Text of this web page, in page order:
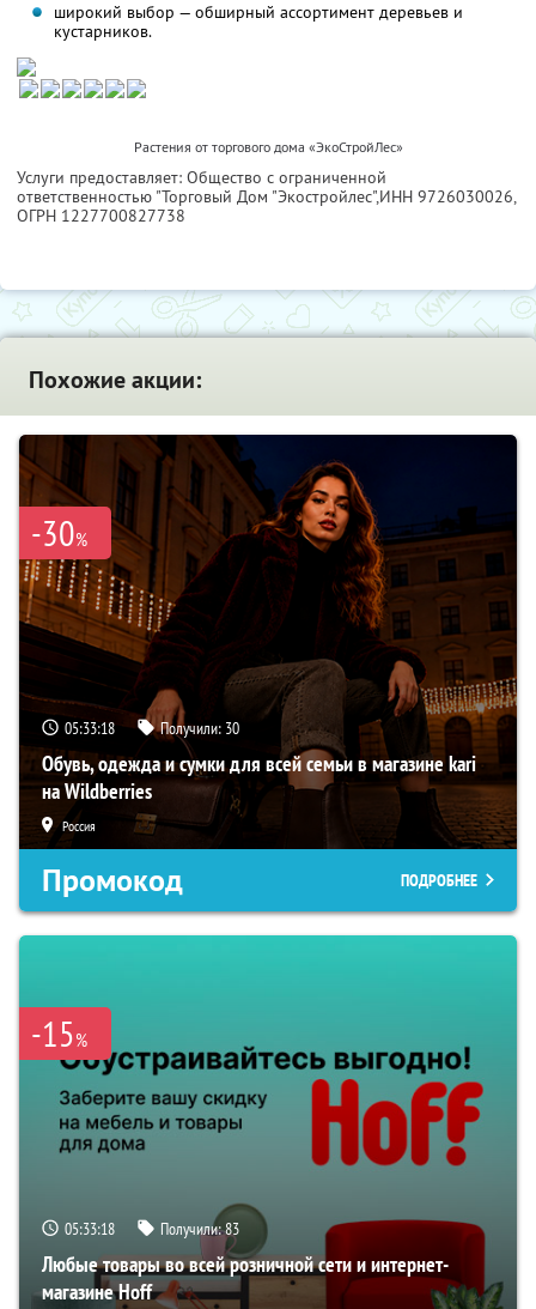
широкий выбор — обширный ассортимент деревьев и
кустарников.
Растения от торгового дома «ЭкоСтройЛес»
Услуги предоставляет: Общество с ограниченной
ответственностью "Торговый Дом "Экостройлес",ИНН 9726030026,
ОГРН 1227700827738
Похожие акции:
-30%
05:33:17 Получили: 30
Обувь, одежда и сумки для всей семьи в магазине kari
на Wildberries
Россия
Промокод ПОДРОБНЕЕ
-15%
05:33:17 Получили:83
Любые товары во всей розничной сети и интернет-
магазине Hoff